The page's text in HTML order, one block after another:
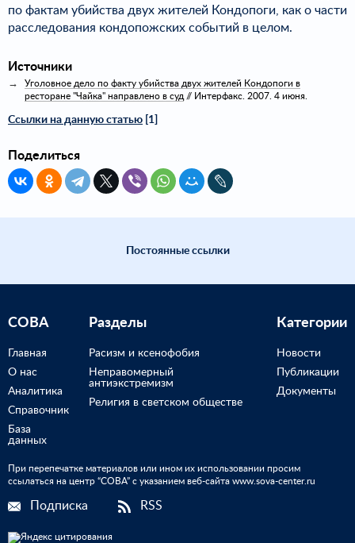
по фактам убийства двух жителей Кондопоги, как о части
расследования кондопожских событий в целом.
Источники
Уголовное дело по факту убийства двух жителей Кондопоги в
ресторане "Чайка" направлено в суд // Интерфакс. 2007. 4 июня.
Ссылки на данную статью [1]
Поделиться
Постоянные ссылки
СОВА
Главная
О нас
Аналитика
Справочник
База
данных
Разделы
Расизм и ксенофобия
Неправомерный
антиэкстремизм
Религия в светском обществе
Категории
Новости
Публикации
Документы
При перепечатке материалов или ином их использовании просим
ссылаться на центр “СОВА” с указанием веб-сайта www.sova-center.ru
Подписка RSS